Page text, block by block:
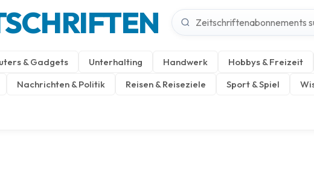
& Gadgets Unterhalting Handwerk
Hobbys & Freizeit
Nachrichten & Politik Reisen & Reiseziele Sport & Spiel